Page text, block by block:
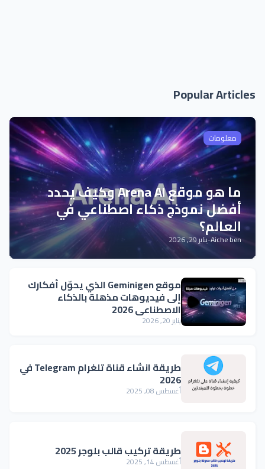
Popular Articles
معلومات
ما هو موقع Arena AI وكيف يحدد
أفضل نموذج ذكاء اصطناعي في
العالم؟
Aiche ben
-يناير 29, 2026
موقع Geminigen الذي يحوّل أفكارك
إلى فيديوهات مذهلة بالذكاء
الاصطناعي 2026
يناير 20, 2026
طريقة انشاء قناة تلغرام Telegram في
2026
أغسطس 08, 2025
طريقة تركيب قالب بلوجر 2025
أغسطس 14, 2025